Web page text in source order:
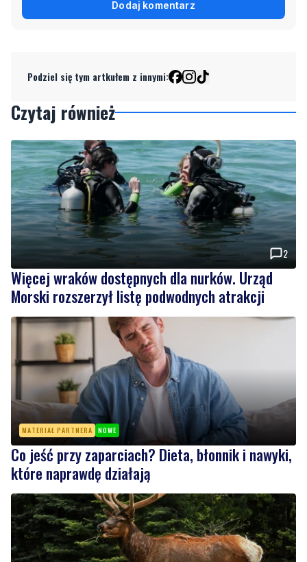
2
Więcej wraków dostępnych dla nurków. Urząd
Morski rozszerzył listę podwodnych atrakcji
MATERIAŁ PARTNERA NOWE
Co jeść przy zaparciach? Dieta, błonnik i nawyki,
które naprawdę działają
6